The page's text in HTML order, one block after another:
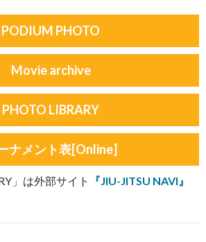
PODIUM PHOTO
Movie archive
PHOTO LIBRARY
ナメント表[Online]
」は外部サイト
『JIU-JITSU NAVI』